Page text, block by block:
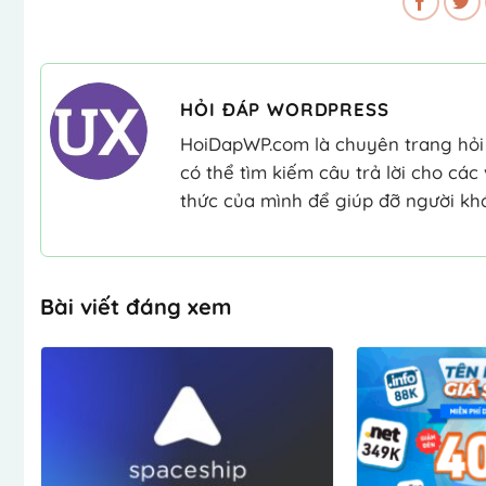
HỎI ĐÁP WORDPRESS
HoiDapWP.com là chuyên trang
có thể tìm kiếm câu trả lời cho
thức của mình để giúp đỡ người
Bài viết đáng xem